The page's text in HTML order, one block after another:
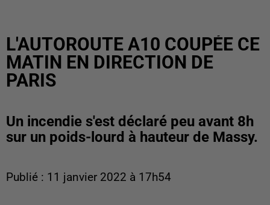
L'AUTOROUTE A10 COUPÉE CE
MATIN EN DIRECTION DE
PARIS
Un incendie s'est déclaré peu avant 8h
sur un poids-lourd à hauteur de Massy.
Publié : 11 janvier 2022 à 17h54